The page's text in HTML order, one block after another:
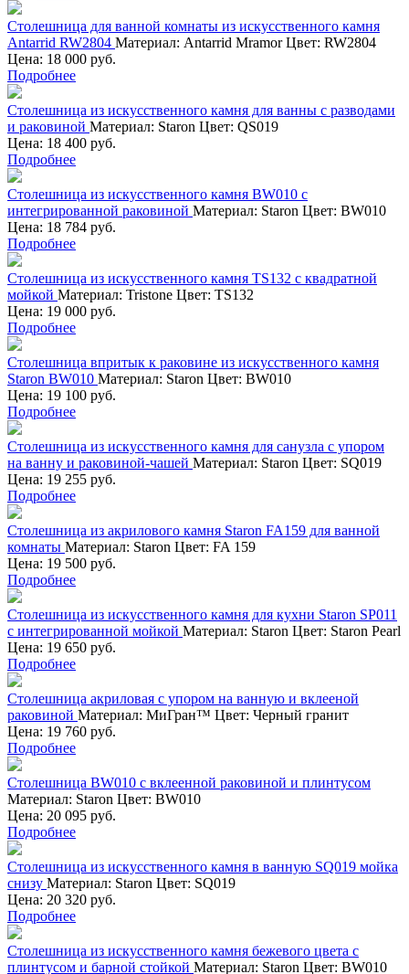
Столешница для ванной комнаты из искусственного камня
Antarrid RW2804 Материал: Antarrid MramorЦвет: RW2804
Цена: 18 000 руб.
Подробнее
Столешница из искусственного камня для ванны с разводами
и раковиной Материал: Staron Цвет: QS019
Цена: 18 400 руб.
Подробнее
Столешница из искусственного камня BW010 с
интегрированной раковиной Материал: Staron Цвет: BW010
Цена: 18 784 руб.
Подробнее
Столешница из искусственного камня TS132 с квадратной
мойкой Материал: Tristone Цвет: TS132
Цена: 19 000 руб.
Подробнее
Столешница впритык к раковине из искусственного камня
Staron BW010 Материал: Staron Цвет: BW010
Цена: 19 100 руб.
Подробнее
Столешница из искусственного камня для санузла с упором
на ванну и раковиной-чашей Материал: Staron Цвет: SQ019
Цена: 19 255 руб.
Подробнее
Столешница из акрилового камня Staron FA159 для ванной
комнаты Материал: Staron Цвет: FA 159
Цена: 19 500 руб.
Подробнее
Столешница из искусственного камня для кухни Staron SP011
с интегрированной мойкой Материал: Staron Цвет: Staron Pearl
Цена: 19 650 руб.
Подробнее
Столешница акриловая с упором на ванную и вклееной
раковиной Материал: МиГран™ Цвет: Черный гранит
Цена: 19 760 руб.
Подробнее
Столешница BW010 с вклеенной раковиной и плинтусом
Материал: Staron Цвет: BW010
Цена: 20 095 руб.
Подробнее
Столешница из искусственного камня в ванную SQ019 мойка
снизу Материал: Staron Цвет: SQ019
Цена: 20 320 руб.
Подробнее
Столешница из искусственного камня бежевого цвета с
плинтусом и барной стойкой Материал: Staron Цвет: BW010